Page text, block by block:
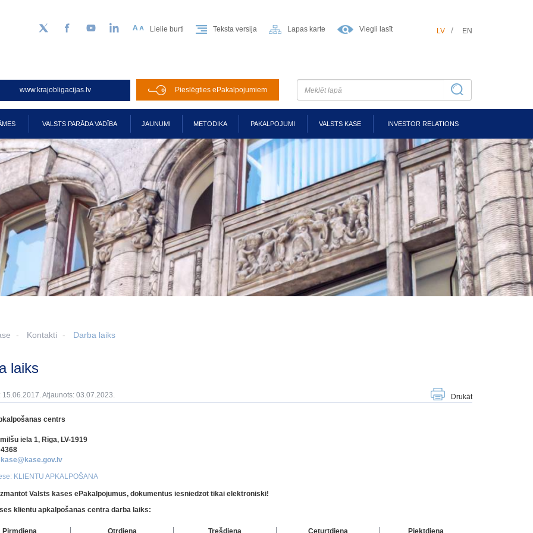
Sekojiet mums Twitter
FacebookYouTubeLinkedIn Lielie burti Teksta versija Lapas karte Viegli lasīt LV EN
www.krajobligacijas.lv Pieslēgties ePakalpojumiem
VALSTS PARĀDA VADĪBA JAUNUMI METODIKA PAKALPOJUMI VALSTS KASE INVESTOR RELATIONS
Kontakti Darba laiks
laiks
15.06.2017. Atjaunots: 03.07.2023. Drukāt
centrs
iela 1, Rīga, LV-1919
KLIENTU APKALPOŠANA
Valsts kases ePakalpojumus, dokumentus iesniedzot tikai elektroniski!
klientu apkalpošanas centra darba laiks:
Pirmdiena Otrdiena Trešdiena Ceturtdiena Piektdiena